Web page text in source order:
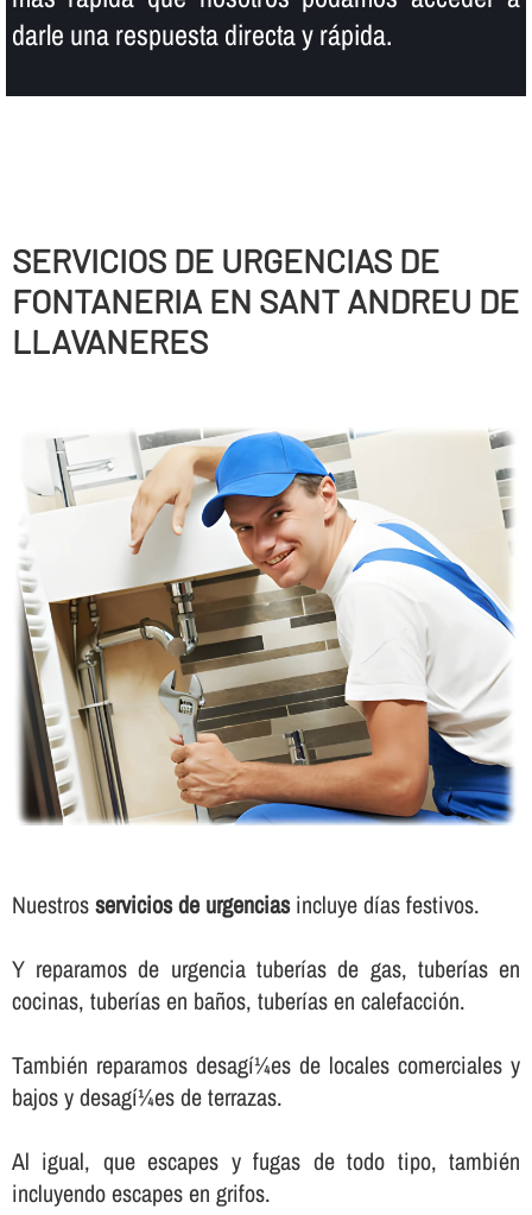
darle una respuesta directa y rápida.
SERVICIOS DE URGENCIAS DE
FONTANERIA EN SANT ANDREU DE
LLAVANERES
Nuestrosservicios de urgenciasincluye dí­as festivos.
Y reparamos de urgencia tuberí­as de gas, tuberí­as en
cocinas, tuberí­as en baños, tuberí­as en calefacción.
También reparamos desagí¼es de locales comerciales y
bajos y desagí¼es de terrazas.
Al igual, que escapes y fugas de todo tipo, también
incluyendo escapes en grifos.